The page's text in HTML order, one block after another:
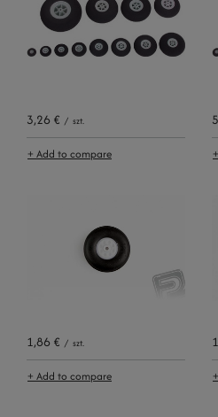
3,26 € / szt.
+ Add to compare
1,86 € / szt.
+ Add to compare